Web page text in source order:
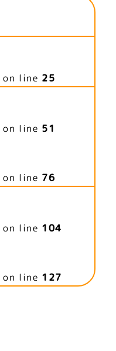
on line 25
on line 51
on line 76
on line 104
on line 127